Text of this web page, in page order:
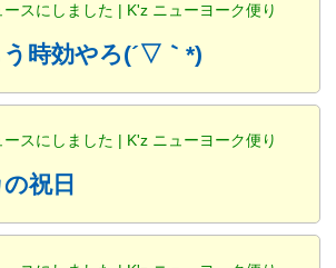
ースにしました | K'z ニューヨーク便り
時効やろ(´▽｀*)
ースにしました | K'z ニューヨーク便り
祝日